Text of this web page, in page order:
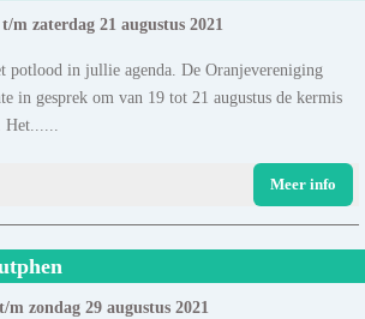
m zaterdag 21 augustus 2021
potlood in jullie agenda. De Oranjevereniging
in gesprek om van 19 tot 21 augustus de kermis
Meer info
zondag 29 augustus 2021